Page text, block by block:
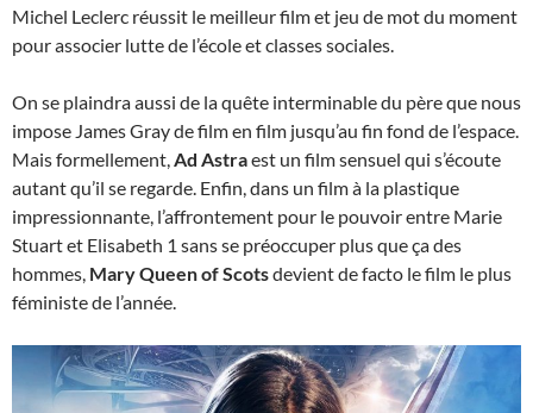
Michel Leclerc réussit le meilleur film et jeu de mot du moment
pour associer lutte de l’école et classes sociales.
On se plaindra aussi de la quête interminable du père que nous
impose James Gray de film en film jusqu’au fin fond de l’espace.
Mais formellement, Ad Astraest un film sensuel qui s’écoute
autant qu’il se regarde. Enfin, dans un film à la plastique
impressionnante, l’affrontement pour le pouvoir entre Marie
Stuart et Elisabeth 1 sans se préoccuper plus que ça des
hommes, Mary Queen of Scotsdevient de facto le film le plus
féministe de l’année.